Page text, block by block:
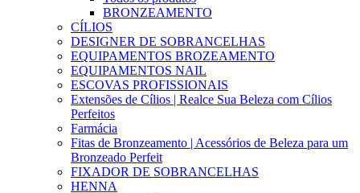
BRONZEAMENTO
CÍLIOS
DESIGNER DE SOBRANCELHAS
EQUIPAMENTOS BROZEAMENTO
EQUIPAMENTOS NAIL
ESCOVAS PROFISSIONAIS
Extensões de Cílios | Realce Sua Beleza com Cílios
Perfeitos
Farmácia
Fitas de Bronzeamento | Acessórios de Beleza para um
Bronzeado Perfeit
FIXADOR DE SOBRANCELHAS
HENNA